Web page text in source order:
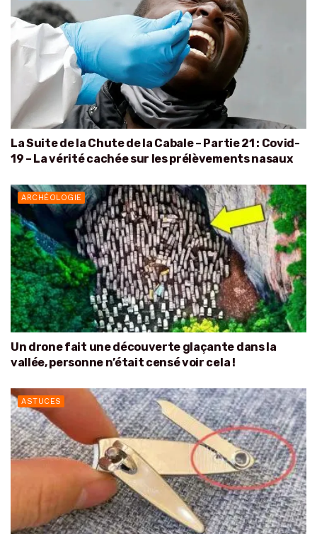
La Suite de la Chute de la Cabale – Partie 21 : Covid-
19 – La vérité cachée sur les prélèvements nasaux
ARCHÉOLOGIE
Un drone fait une découverte glaçante dans la
vallée, personne n’était censé voir cela !
ASTUCES